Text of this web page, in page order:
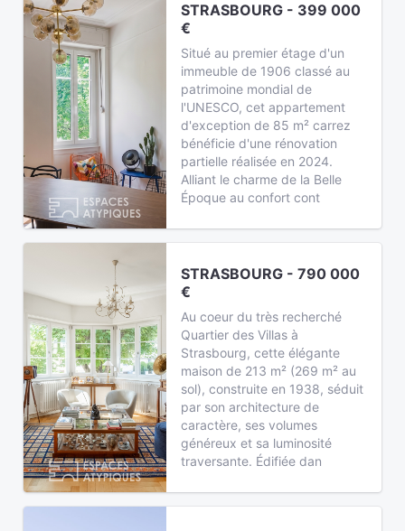
STRASBOURG - 399 000
€
Situé au premier étage d'un
immeuble de 1906 classé au
patrimoine mondial de
l'UNESCO, cet appartement
d'exception de 85 m² carrez
bénéficie d'une rénovation
partielle réalisée en 2024.
Alliant le charme de la Belle
Époque au confort cont
STRASBOURG - 790 000
€
Au coeur du très recherché
Quartier des Villas à
Strasbourg, cette élégante
maison de 213 m² (269 m² au
sol), construite en 1938, séduit
par son architecture de
caractère, ses volumes
généreux et sa luminosité
traversante. Édifiée dan